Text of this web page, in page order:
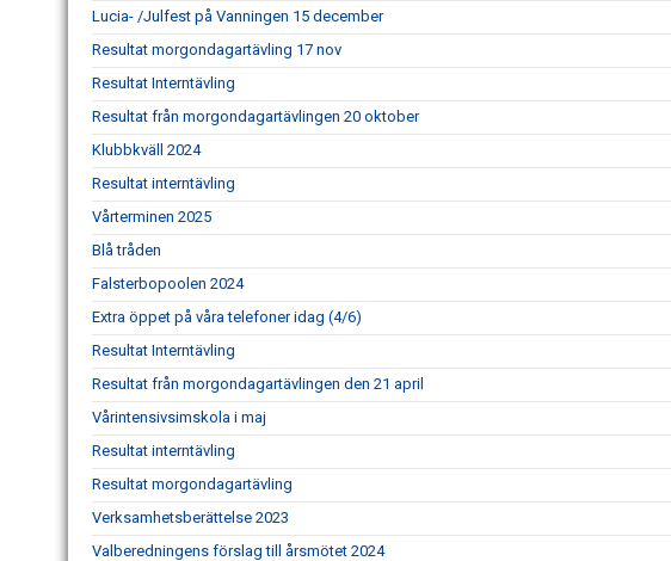
Lucia- /Julfest på Vanningen 15 december
Resultat morgondagartävling 17 nov
Resultat Interntävling
Resultat från morgondagartävlingen 20 oktober
Klubbkväll 2024
Resultat interntävling
Vårterminen 2025
Blå tråden
Falsterbopoolen 2024
Extra öppet på våra telefoner idag (4/6)
Resultat Interntävling
Resultat från morgondagartävlingen den 21 april
Vårintensivsimskola i maj
Resultat interntävling
Resultat morgondagartävling
Verksamhetsberättelse 2023
Valberedningens förslag till årsmötet 2024